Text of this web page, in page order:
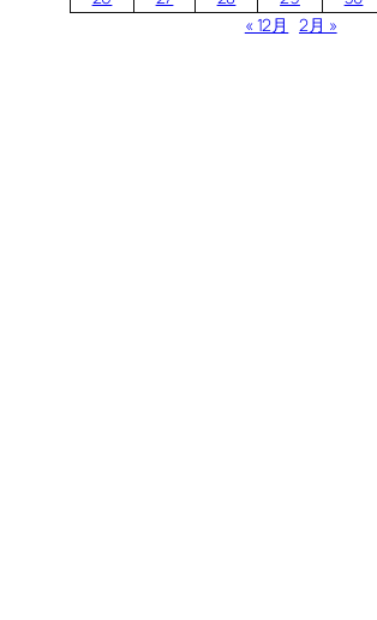
« 12月
2月 »